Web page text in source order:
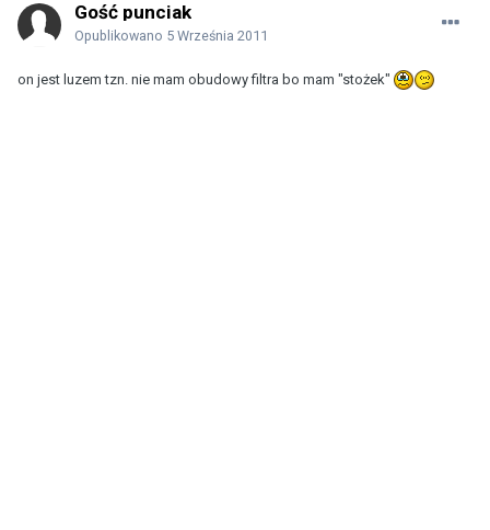
Gość punciak
Opublikowano 5 Września 2011
on jest luzem tzn. nie mam obudowy filtra bo mam "stożek"